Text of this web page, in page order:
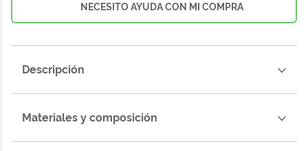
NECESITO AYUDA CON MI COMPRA
Descripción
Materiales y composición